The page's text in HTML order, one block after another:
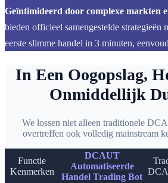
Geïntimideerd door complexe markten
bieden officieel samengestelde strategieën
eerste slimme handel in 3 minuten,
In Een Oogopslag,
Onmiddellijk
We lossen niet alleen traditionele
overtreffen ook volledig mainstream
Functie
Kenmerken
DCAUT
Automatiseerde
Handel Trading Bot
DCA